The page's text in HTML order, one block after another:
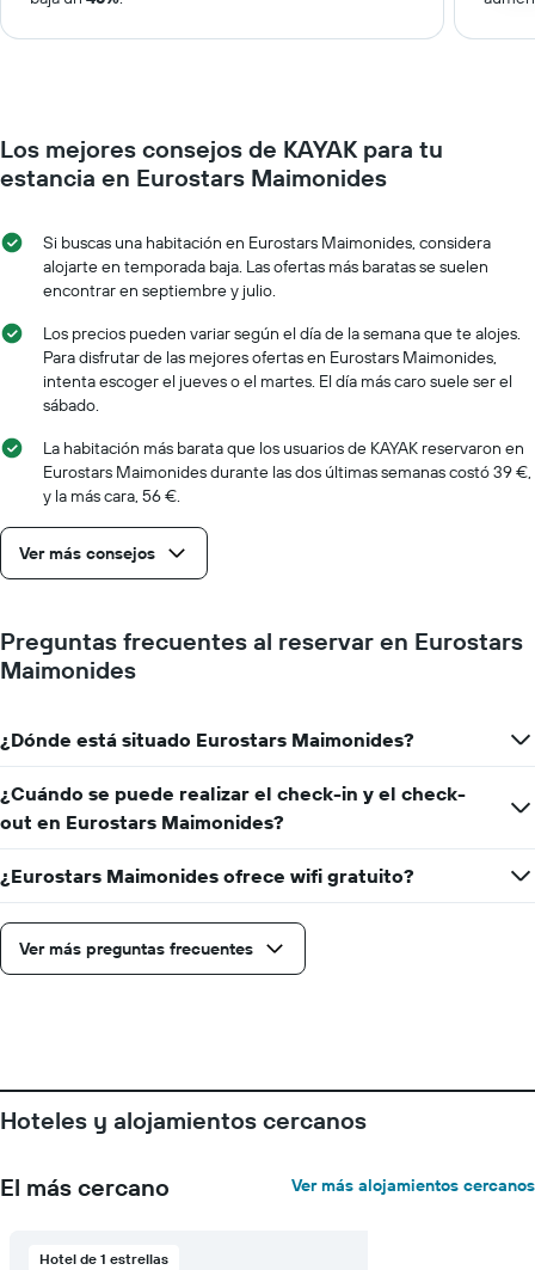
Los mejores consejos de KAYAK para tu
estancia en Eurostars Maimonides
Si buscas una habitación en Eurostars Maimonides, considera
alojarte en temporada baja. Las ofertas más baratas se suelen
encontrar en septiembre y julio.
Los precios pueden variar según el día de la semana que te alojes.
Para disfrutar de las mejores ofertas en Eurostars Maimonides,
intenta escoger el jueves o el martes. El día más caro suele ser el
sábado.
La habitación más barata que los usuarios de KAYAK reservaron en
Eurostars Maimonides durante las dos últimas semanas costó 39 €,
y la más cara, 56 €.
Ver más consejos
Preguntas frecuentes al reservar en Eurostars
Maimonides
¿Dónde está situado Eurostars Maimonides?
¿Cuándo se puede realizar el check-in y el check-
out en Eurostars Maimonides?
¿Eurostars Maimonides ofrece wifi gratuito?
Ver más preguntas frecuentes
Hoteles y alojamientos cercanos
El más cercano Ver más alojamientos cercanos
Hotel de 1 estrellas